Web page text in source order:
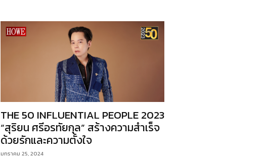
THE 50 INFLUENTIAL PEOPLE 2023
“สุริยน ศรีอรทัยกุล” สร้างความสำเร็จ
ด้วยรักและความตั้งใจ
มกราคม 25, 2024